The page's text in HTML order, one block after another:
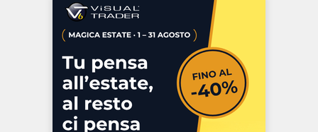
P.IVA 02 452 460 401
Commenti e segnalazioni
Contattaci